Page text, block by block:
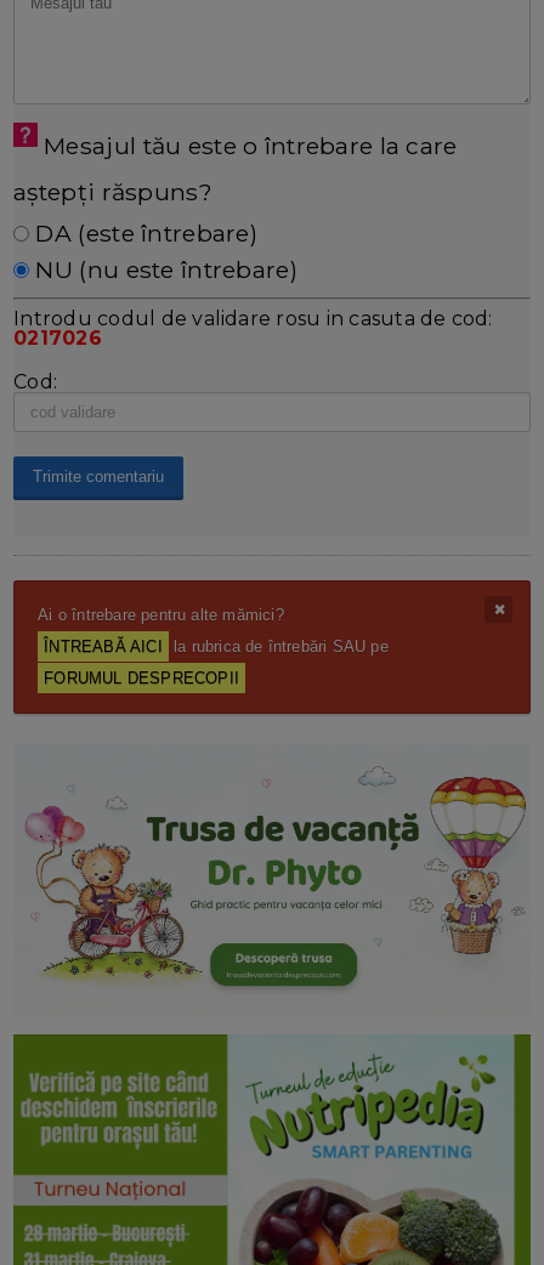
Mesajul tău este o întrebare la care
aștepți răspuns?
DA (este întrebare)
NU (nu este întrebare)
Introdu codul de validare rosu in casuta de cod:
0217026
Cod:
Ai o întrebare pentru alte mămici?
ÎNTREABĂ AICI
la rubrica de întrebări SAU pe
FORUMUL DESPRECOPII